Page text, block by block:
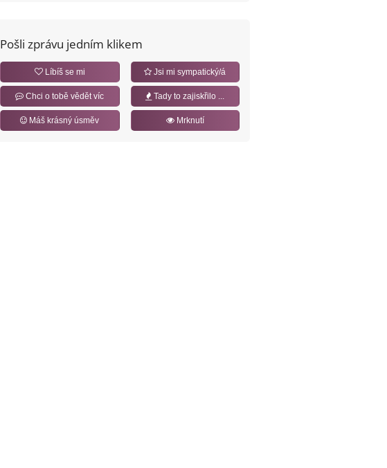
Pošli zprávu jedním klikem
Líbíš se mi Jsi mi sympatický/á
Chci o tobě vědět víc Tady to zajiskřilo ...
Máš krásný úsměv Mrknutí